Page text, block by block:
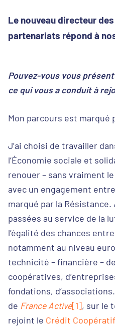
Le nouveau directeur
partenariats répond à
Pouvez-vous vous
ce qui vous a conduit à
Mon parcours est marqué
J’ai choisi de travailler
l’Économie sociale et
renouer – sans vraiment le
avec un engagement
marqué par la
passées au service de la
l’égalité des chances
notamment au niveau
technicité – financière –
coopératives,
fondations,
de France Active[1], sur le
rejoint le Crédit Coopératif